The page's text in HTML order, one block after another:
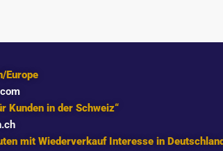
Europe
Kunden in der Schweiz“
mit Wiederverkauf Interesse in Deutschland